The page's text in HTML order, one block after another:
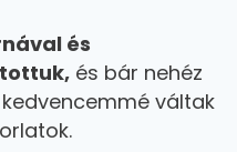
és
és bár nehéz
váltak